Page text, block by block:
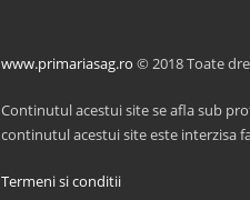
www.primariasag.ro © 2018 Toate
Continutul acestui site se afla sub
continutul acestui site este interzisa
Termeni si conditii